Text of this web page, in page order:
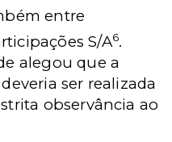
entre
S/A6.
alegou que a
ser realizada
observância ao